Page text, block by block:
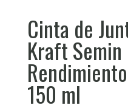
Cinta de
Kraft Semin
150 ml